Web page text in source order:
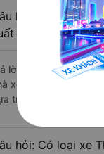
hỏi: Review xe
sắc, cao cấp
lời: Những hãng xe
xe Đức Phát
trên 390 đánh giá
hỏi: Có loại xe